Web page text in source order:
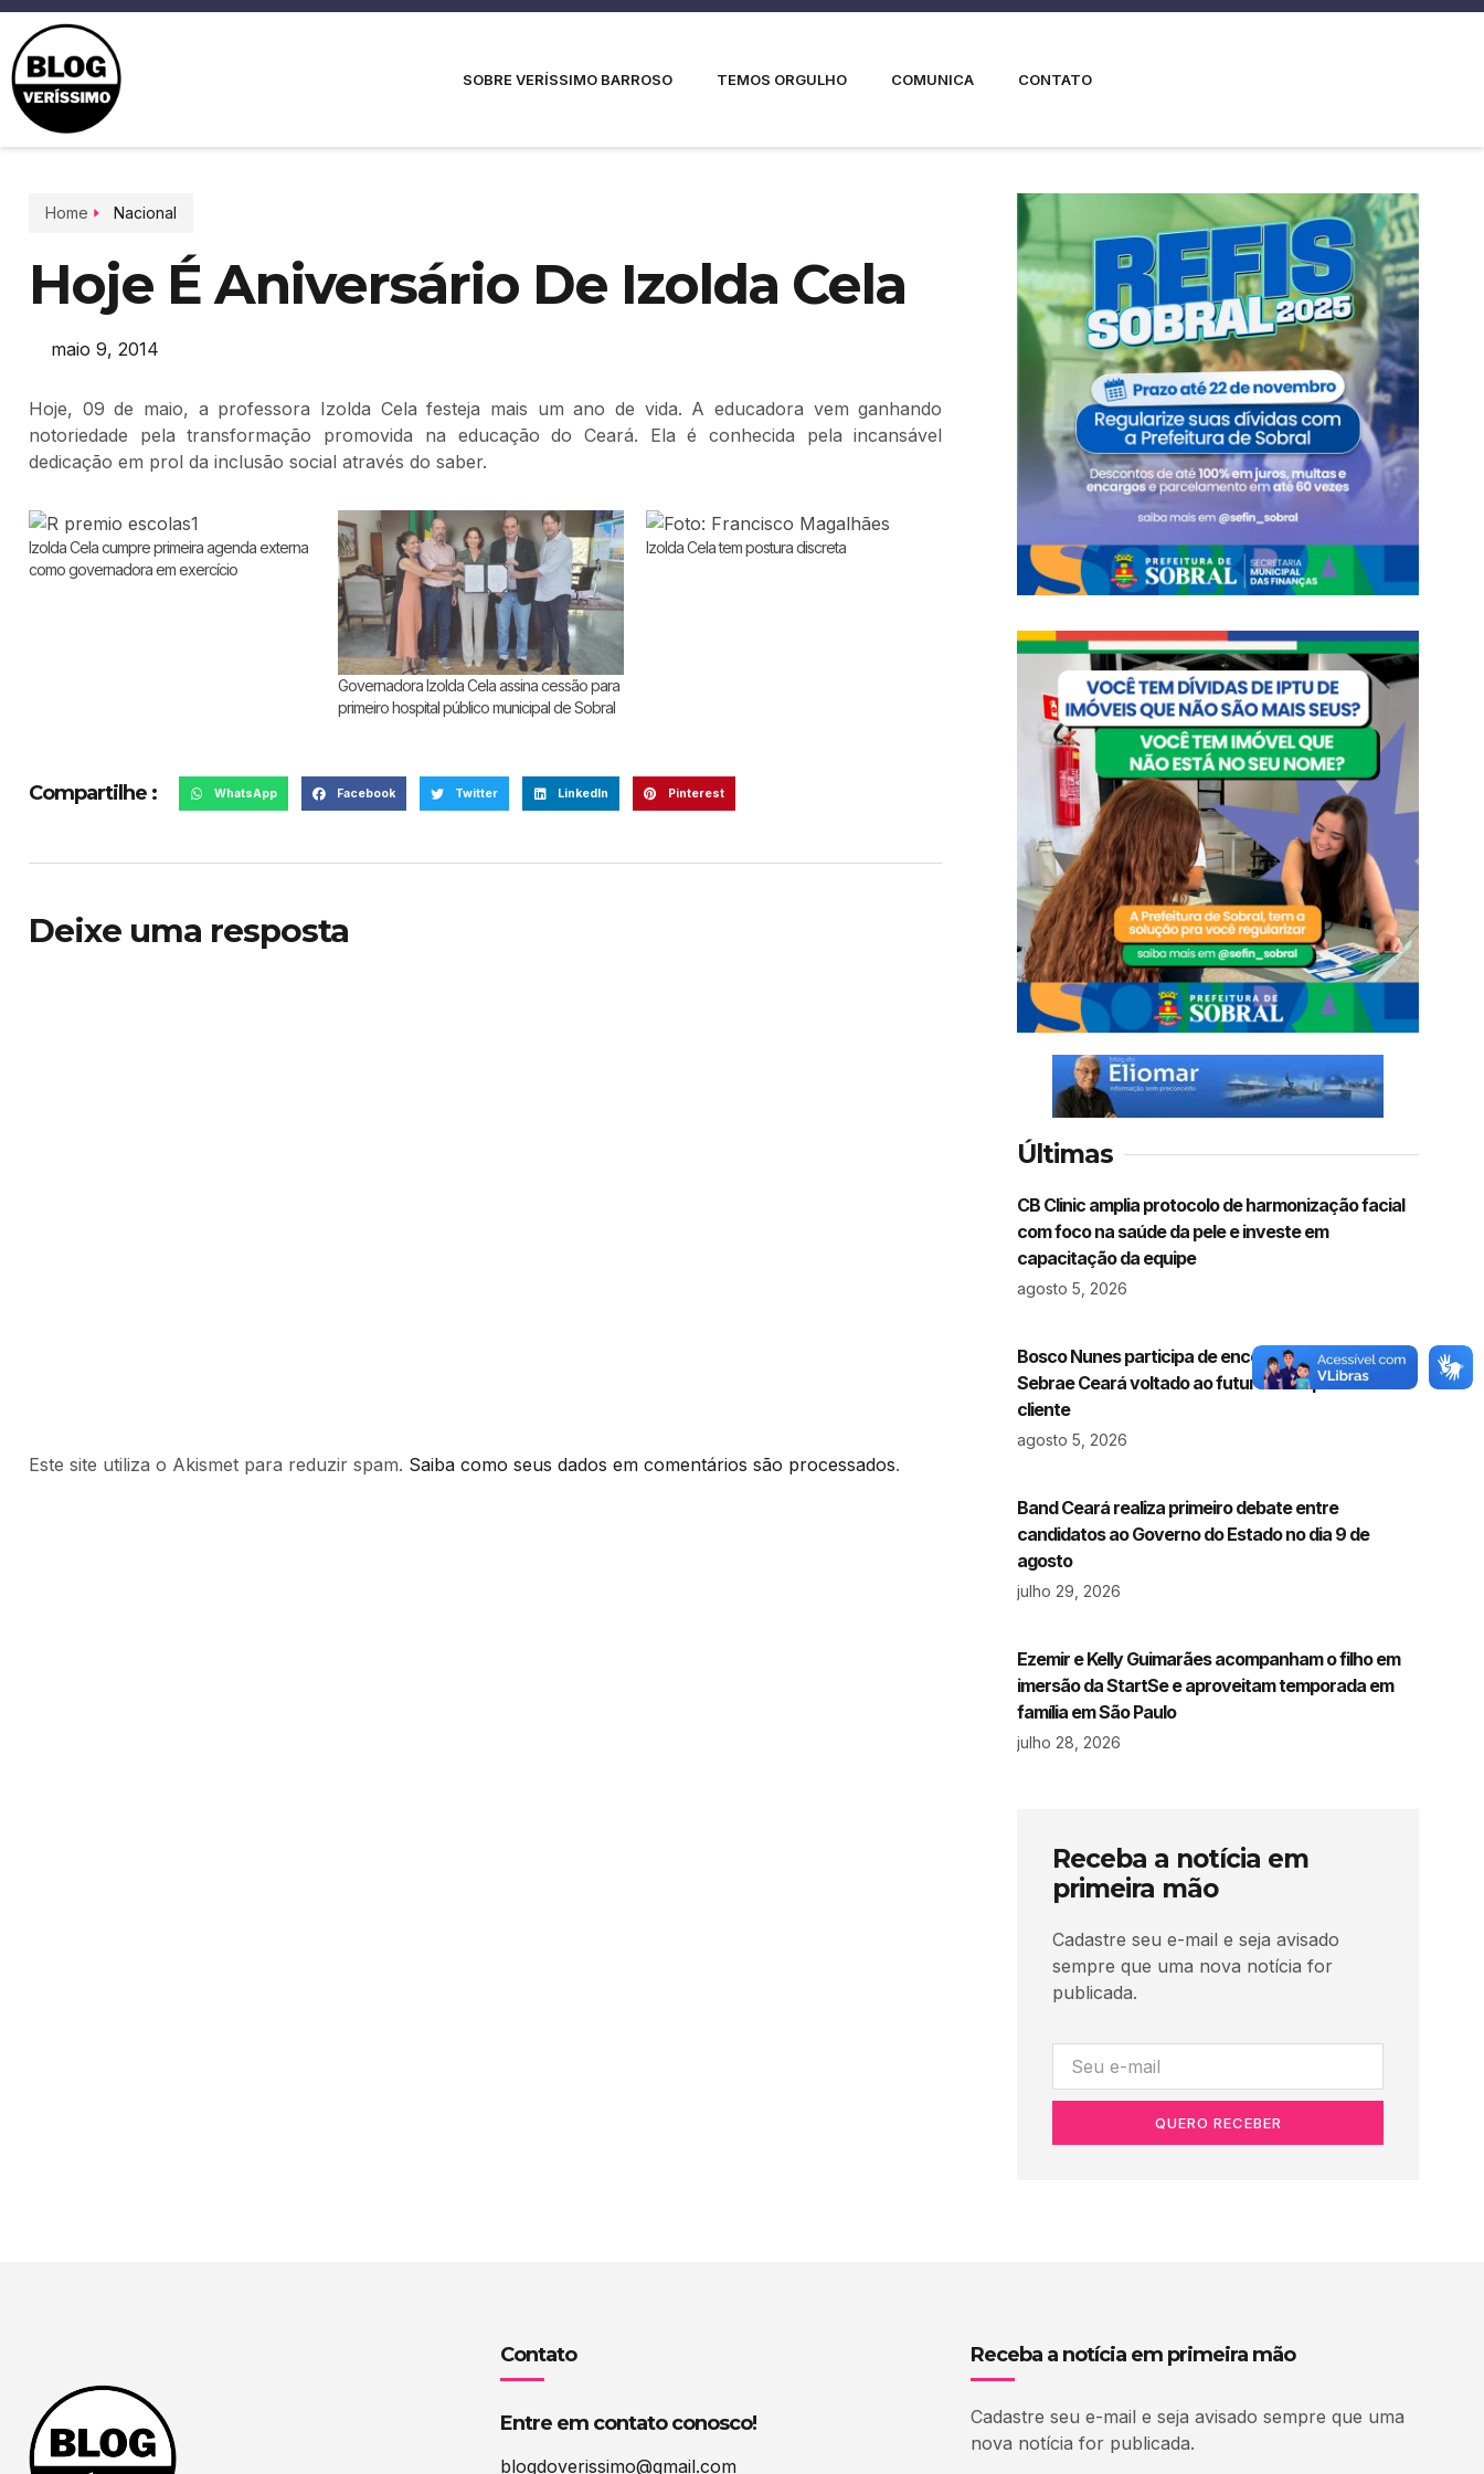
SOBRE VERÍSSIMO BARROSO TEMOS ORGULHO COMUNICA CONTATO
Home Nacional
Hoje É Aniversário De Izolda Cela
maio 9, 2014
Hoje, 09 de maio, a professora Izolda Cela festeja mais um ano de vida. A educadora vem ganhando
notoriedade pela transformação promovida na educação do Ceará. Ela é conhecida pela incansável
dedicação em prol da inclusão social através do saber.
Izolda Cela cumpre primeira agenda externa
como governadora em exercício
Governadora Izolda Cela assina cessão para
primeiro hospital público municipal de Sobral
Izolda Cela tem postura discreta
Compartilhe : WhatsApp Facebook Twitter LinkedIn Pinterest
Deixe uma resposta
Este site utiliza o Akismet para reduzir spam. Saiba como seus dados em comentários são processados.
Últimas
CB Clinic amplia protocolo de harmonização facial
com foco na saúde da pele e investe em
capacitação da equipe
agosto 5, 2026
Bosco Nunes participa de encontro estratégico do
Sebrae Ceará voltado ao futuro da experiência do
cliente
agosto 5, 2026
Band Ceará realiza primeiro debate entre
candidatos ao Governo do Estado no dia 9 de
agosto
julho 29, 2026
Ezemir e Kelly Guimarães acompanham o filho em
imersão da StartSe e aproveitam temporada em
família em São Paulo
julho 28, 2026
Receba a notícia em
primeira mão
Cadastre seu e-mail e seja avisado
sempre que uma nova notícia for
publicada.
QUERO RECEBER
Contato
Entre em contato conosco!
blogdoverissimo@gmail.com
Receba a notícia em primeira mão
Cadastre seu e-mail e seja avisado sempre que uma
nova notícia for publicada.